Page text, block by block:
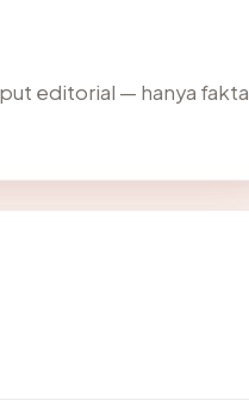
editorial — hanya fakta